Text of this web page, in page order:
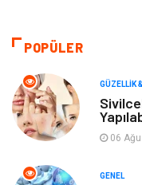
Bilgisayar & Yazılım
Makine
Giyim
Yeme & İçme
POPÜLER
GÜZELLIK
06 Ağu
GENEL